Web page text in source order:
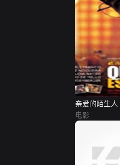
亲爱的陌生人
电影